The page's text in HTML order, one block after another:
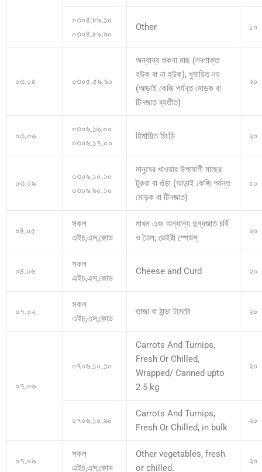
০৩০৪.৮৯.১০
০৩০৪.৮৯.৯০
Other ১০
০৩.০৫ ০৩০৫.৫৯.৯০
অন্যান্য শুকনা মাছ (লবণাক্ত
হউক বা না হউক), ধুমায়িত নয়
(আড়াই কেজি পর্যন্ত মোড়ক বা
টিনজাত ব্যতীত)
২০
০৩.০৬
০৩০৬.১৬.০০
০৩০৬.১৭.০০
হিমায়িত চিংড়ি ২০
০৩.০৯
০৩০৯.১০.১০
০৩০৯.৯০.১০
মানুষের খাওয়ার উপযোগী মাছের
টুকরা বা গুঁড়া (আড়াই কেজি পর্যন্ত
মোড়ক বা টিনজাত)
১০
০৪.০৫
সকল
এইচ,এস,কোড
মাখন এবং অন্যান্য দুগ্ধজাত চর্বি
ও তৈল; ডেইরী স্পেডস্
২০
০৪.০৬
সকল
এইচ,এস,কোড
Cheese and Curd ২০
০৭.০২
সকল
এইচ,এস,কোড
তাজা বা ঠান্ডা টমেটো ২০
০৭.০৬
০৭০৬.১০.১০
Carrots And Turnips,
Fresh Or Chilled,
Wrapped/ Canned upto
2.5 kg
২০
০৭০৬.১০.৯০
Carrots And Turnips,
Fresh Or Chilled, in bulk
২০
০৭.০৯
সকল
এইচ,এস,কোড
Other vegetables, fresh
or chilled.
২০